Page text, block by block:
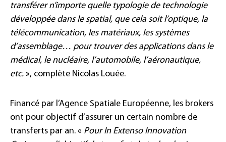
transférer n’importe quelle typologie de technologie
développée dans le spatial, que cela soit l’optique, la
télécommunication, les matériaux, les systèmes
d’assemblage… pour trouver des applications dans le
médical, le nucléaire, l’automobile, l’aéronautique,
etc. », complète Nicolas Louée.
Financé par l’Agence Spatiale Européenne, les brokers
ont pour objectif d’assurer un certain nombre de
transferts par an. « Pour In ExtensoInnovation